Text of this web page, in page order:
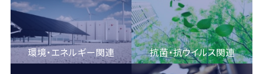
環境・エネルギー関連 抗菌・抗ウイルス関連